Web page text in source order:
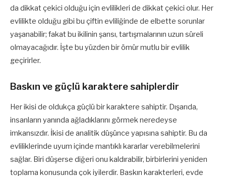
da dikkat çekici olduğu için evlilikleri de dikkat çekici olur. Her
evlilikte olduğu gibi bu çiftin evliliğinde de elbette sorunlar
yaşanabilir; fakat bu ikilinin şansı, tartışmalarının uzun süreli
olmayacağıdır. İşte bu yüzden bir ömür mutlu bir evlilik
geçirirler.
Baskın ve güçlü karaktere sahiplerdir
Her ikisi de oldukça güçlü bir karaktere sahiptir. Dışarıda,
insanların yanında ağladıklarını görmek neredeyse
imkansızdır. İkisi de analitik düşünce yapısına sahiptir. Bu da
evliliklerinde uyum içinde mantıklı kararlar verebilmelerini
sağlar. Biri düşerse diğeri onu kaldırabilir, birbirlerini yeniden
toplama konusunda çok iyilerdir. Baskın karakterleri, evde